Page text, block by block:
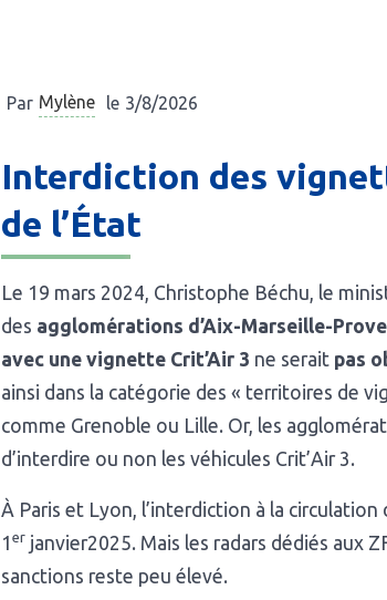
Par Mylène le 3/8/2026
Interdiction des
de l’État
Le 19 mars 2024, Christophe Béchu, le
des agglomérations d’Aix-Marseille-
avec une vignette Crit’Air 3 ne serait pas
ainsi dans la catégorie des « territoires de
comme Grenoble ou Lille. Or, les
d’interdire ou non les véhicules Crit’Air 3.
À Paris et Lyon, l’interdiction à la
1er janvier2025. Mais les radars dédiés aux
sanctions reste peu élevé.